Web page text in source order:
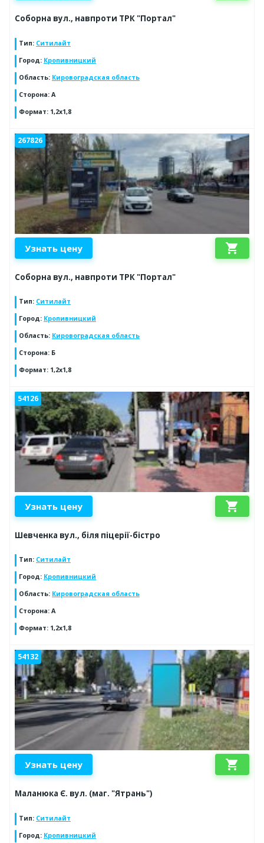
Соборна вул., навпроти ТРК "Портал"
Тип: Ситилайт
Город: Кропивницкий
Область: Кировоградская область
Сторона: А
Формат: 1,2х1,8
267826
Узнать цену shopping_cart
Соборна вул., навпроти ТРК "Портал"
Тип: Ситилайт
Город: Кропивницкий
Область: Кировоградская область
Сторона: Б
Формат: 1,2х1,8
54126
Узнать цену shopping_cart
Шевченка вул., біля піцерії-бістро
Тип: Ситилайт
Город: Кропивницкий
Область: Кировоградская область
Сторона: A
Формат: 1,2x1,8
54132
Узнать цену shopping_cart
Маланюка Є. вул. (маг. "Ятрань")
Тип: Ситилайт
Город: Кропивницкий